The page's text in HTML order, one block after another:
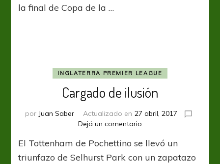
la final de Copa de la …
INGLATERRA PREMIER LEAGUE
Cargado de ilusión
por Juan Saber Actualizado en 27 abril, 2017
Dejá un comentario
de
ilusión
El Tottenham de Pochettino se llevó un
triunfazo de Selhurst Park con un zapatazo